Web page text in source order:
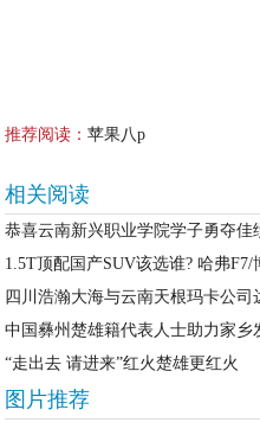
推荐阅读：苹果八p
相关阅读
恭喜云南新兴职业学院学子勇夺佳
1.5T顶配国产SUV该选谁? 哈弗F7/
四川浩瀚大海与云南天根玛卡公司
中国彝州楚雄籍代表人士助力家乡
“走出去 请进来”红火楚雄更红火
图片推荐